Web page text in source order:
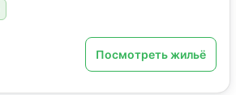
Посмотреть жильё